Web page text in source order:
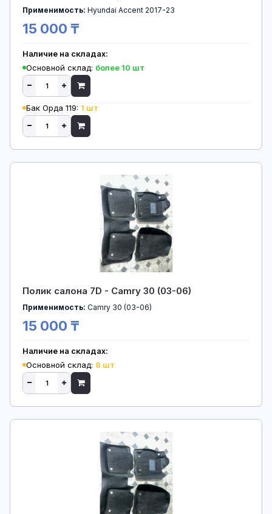
Применимость: Hyundai Accent 2017-23
15 000 ₸
Наличие на складах:
Основной склад: более 10 шт
Бак Орда 119: 1 шт
Полик салона 7D - Camry 30 (03-06)
Применимость: Camry 30 (03-06)
15 000 ₸
Наличие на складах:
Основной склад: 8 шт